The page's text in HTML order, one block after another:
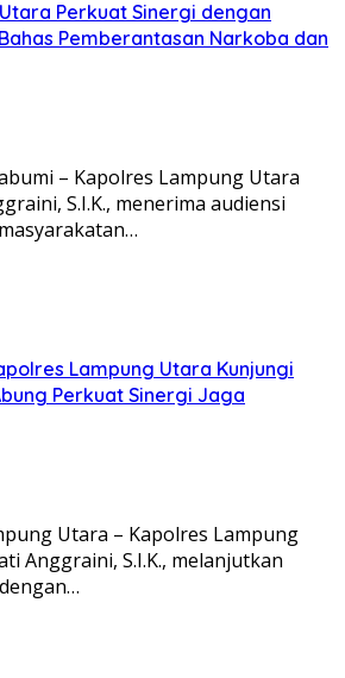
Perkuat Sinergi dengan
Pemberantasan Narkoba dan
– Kapolres Lampung Utara
S.I.K., menerima audiensi
Lampung Utara Kunjungi
Perkuat Sinergi Jaga
Utara – Kapolres Lampung
Anggraini, S.I.K., melanjutkan